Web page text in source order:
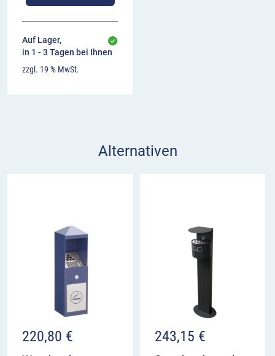
Auf Lager,
in 1 - 3 Tagen bei Ihnen
zzgl. 19 % MwSt.
Alternativen
220,80 € 243,15 €